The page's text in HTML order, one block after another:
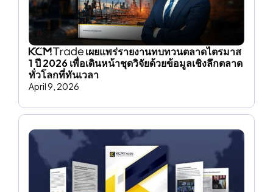
เผยแพร่รายงานทบทวนตลาดไตรมาส
1 ปี 2026 เพื่อเดินหน้าชุดวิจัยด้วยข้อมูลเชิงลึกตลาด
ทั่วโลกที่ทันเวลา
April 9, 2026